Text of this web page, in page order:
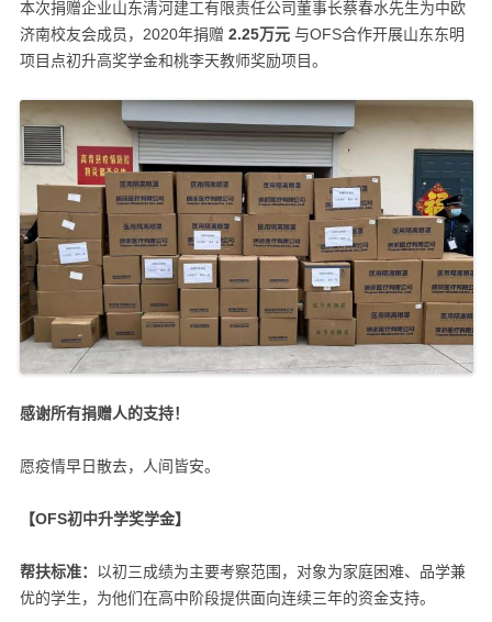
本次捐赠企业山东清河建工有限责任公司董事长蔡春水先生为中欧
济南校友会成员，2020年捐赠 2.25万元 与OFS合作开展山东东明
项目点初升高奖学金和桃李天教师奖励项目。
感谢所有捐赠人的支持！
愿疫情早日散去，人间皆安。
【OFS初中升学奖学金】
帮扶标准：
以初三成绩为主要考察范围，对象为家庭困难、品学兼
优的学生，为他们在高中阶段提供面向连续三年的资金支持。